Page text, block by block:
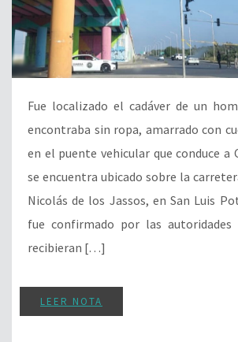
Fue localizado el cadáver de un
encontraba sin ropa, amarrado con
en el puente vehicular que conduce a
se encuentra ubicado sobre la
Nicolás de los Jassos, en San Luis
fue confirmado por las autoridades
recibieran […]
LEER NOTA